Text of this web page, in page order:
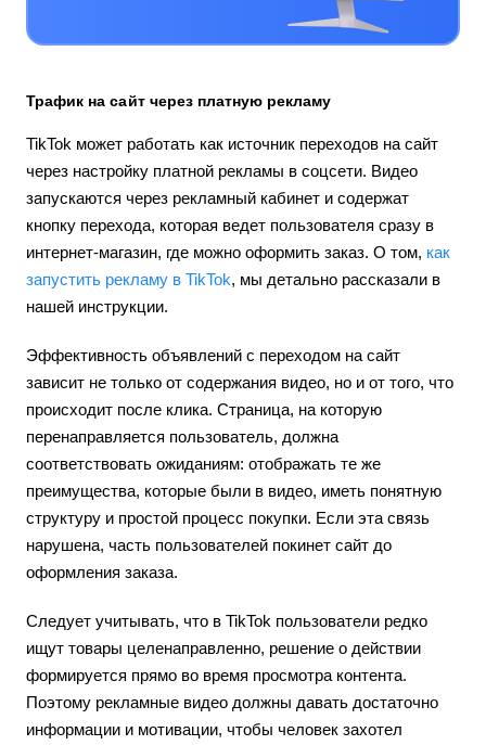
Трафик на сайт через платную рекламу
TikTok может работать как источник переходов на сайт
через настройку платной рекламы в соцсети. Видео
запускаются через рекламный кабинет и содержат
кнопку перехода, которая ведет пользователя сразу в
интернет-магазин, где можно оформить заказ. О том, как
запустить рекламу в TikTok, мы детально рассказали в
нашей инструкции.
Эффективность объявлений с переходом на сайт
зависит не только от содержания видео, но и от того, что
происходит после клика. Страница, на которую
перенаправляется пользователь, должна
соответствовать ожиданиям: отображать те же
преимущества, которые были в видео, иметь понятную
структуру и простой процесс покупки. Если эта связь
нарушена, часть пользователей покинет сайт до
оформления заказа.
Следует учитывать, что в TikTok пользователи редко
ищут товары целенаправленно, решение о действии
формируется прямо во время просмотра контента.
Поэтому рекламные видео должны давать достаточно
информации и мотивации, чтобы человек захотел